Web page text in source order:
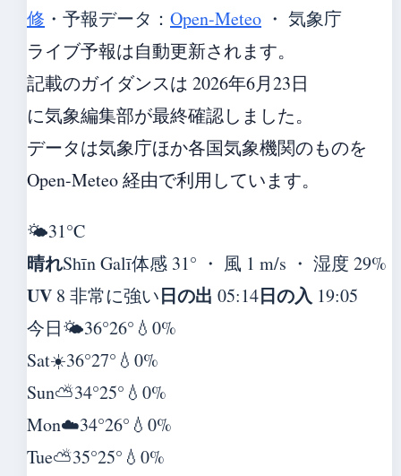
修 ・ 予報データ： Open-Meteo ・ 気象庁
ライブ予報は自動更新されます。
記載のガイダンスは 2026年6月23日
に気象編集部が最終確認しました。
データは気象庁ほか各国気象機関のものを
Open-Meteo 経由で利用しています。
🌤️31°C
晴れShīn Galī体感 31° ・ 風 1 m/s ・ 湿度 29%
UV 8 非常に強い日の出 05:14日の入 19:05
今日🌤️36°26° 💧0%
Sat☀️36°27° 💧0%
Sun⛅34°25° 💧0%
Mon☁️34°26° 💧0%
Tue⛅35°25° 💧0%